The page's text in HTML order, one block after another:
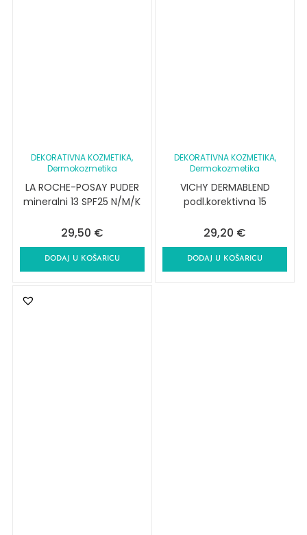
DEKORATIVNA KOZMETIKA,
Dermokozmetika
LA ROCHE-POSAY PUDER
mineralni 13 SPF25 N/M/K
29,50 €
DODAJ U KOŠARICU
DEKORATIVNA KOZMETIKA,
Dermokozmetika
VICHY DERMABLEND
podl.korektivna 15
29,20 €
DODAJ U KOŠARICU